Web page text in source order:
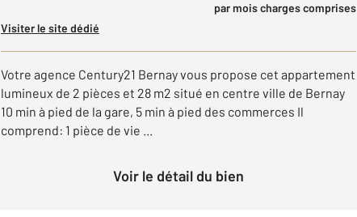
par mois charges comprises
Visiter le site dédié
Votre agence Century21 Bernay vous propose cet appartement
lumineux de 2 pièces et 28 m2 situé en centre ville de Bernay
10 min à pied de la gare, 5 min à pied des commerces Il
comprend: 1 pièce de vie ...
Voir le détail du bien